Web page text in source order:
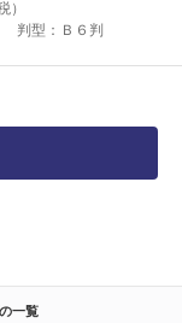
一覧
）
判型：Ｂ６判